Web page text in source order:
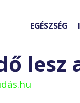
EGÉSZSÉG
lesz